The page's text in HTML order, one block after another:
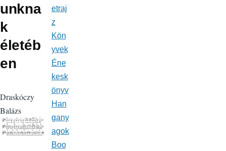
unkna
k
életéb
en
Draskóczy
Balázs
etraj
z
Kön
yvek
Éne
kesk
önyv
Han
gany
agok
Boo